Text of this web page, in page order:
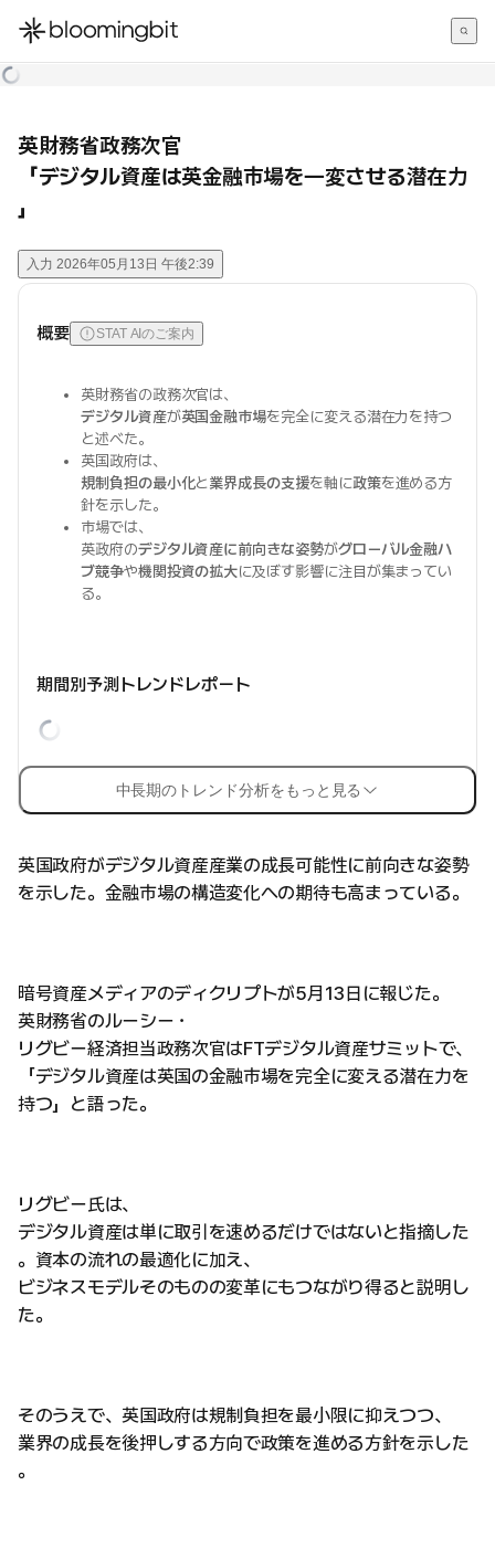
한국어
英財務省政務次官
「デジタル資産は英金融市場を一変させる潜在力
」
入力 2026年05月13日 午後2:39
概要 STAT AIのご案内
英財務省の政務次官は、
デジタル資産が英国金融市場を完全に変える潜在力を持つ
と述べた。
英国政府は、
規制負担の最小化と業界成長の支援を軸に政策を進める方
針を示した。
市場では、
英政府のデジタル資産に前向きな姿勢がグローバル金融ハ
ブ競争や機関投資の拡大に及ぼす影響に注目が集まってい
る。
期間別予測トレンドレポート
中長期のトレンド分析をもっと見る
英国政府がデジタル資産産業の成長可能性に前向きな姿勢
を示した。金融市場の構造変化への期待も高まっている。
暗号資産メディアのディクリプトが5月13日に報じた。
英財務省のルーシー・
リグビー経済担当政務次官はFTデジタル資産サミットで、
「デジタル資産は英国の金融市場を完全に変える潜在力を
持つ」と語った。
リグビー氏は、
デジタル資産は単に取引を速めるだけではないと指摘した
。資本の流れの最適化に加え、
ビジネスモデルそのものの変革にもつながり得ると説明し
た。
そのうえで、英国政府は規制負担を最小限に抑えつつ、
業界の成長を後押しする方向で政策を進める方針を示した
。